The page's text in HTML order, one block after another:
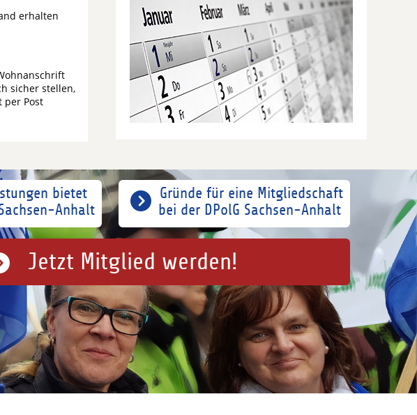
erhalten
sicher stellen,
per Post
Gründe für eine Mitgliedschaft
bei der DPolG Sachsen-Anhalt
bietet
Anhalt
Jetzt Mitglied werden!